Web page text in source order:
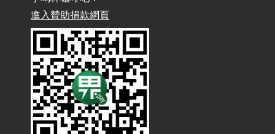
雜談：生活小技巧之用魔鬼氈避免機車鑰匙脫落吧
/ Talk: Use Velcro to Prevent Your Motorcycle Key From Falling
AdGuard Home不只是拿來擋廣告/ AdGuard
Home Is More Than Just an Ad Blocker
進入贊助捐款網頁